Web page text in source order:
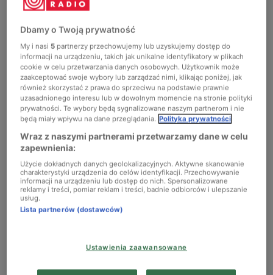
Podcasty
Z batutą i Chopinem…
Autor:Michał Klubiński
Chopin i sztuka dyrygencka – dziedziny pozornie
wykluczające się, które jednak nie mogą żyć bez siebie w
batutą. Przy okazji na problem spojrzymy z drugiej strony,
śledząc nie tylko sylwetki wybitnych kapelmistrzów –
Dbamy o Twoją prywatność
My i nasi 5 partnerzy przechowujemy lub uzyskujemy dostęp do
informacji na urządzeniu, takich jak unikalne identyfikatory w plikach
cookie w celu przetwarzania danych osobowych. Użytkownik może
zaakceptować swoje wybory lub zarządzać nimi, klikając poniżej, jak
również skorzystać z prawa do sprzeciwu na podstawie prawnie
uzasadnionego interesu lub w dowolnym momencie na stronie polityki
prywatności. Te wybory będą sygnalizowane naszym partnerom i nie
będą miały wpływu na dane przeglądania. Polityka prywatności
Wraz z naszymi partnerami przetwarzamy dane w celu
zapewnienia:
Użycie dokładnych danych geolokalizacyjnych. Aktywne skanowanie
charakterystyki urządzenia do celów identyfikacji. Przechowywanie
informacji na urządzeniu lub dostęp do nich. Spersonalizowane
reklamy i treści, pomiar reklam i treści, badnie odbiorców i ulepszanie
usług.
Lista partnerów (dostawców)
Ustawienia zaawansowane